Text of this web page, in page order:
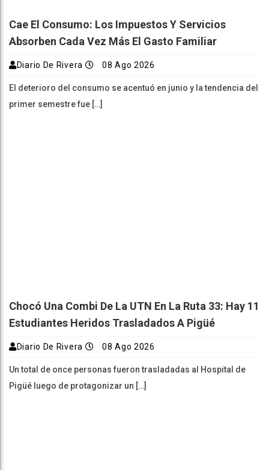
Cae El Consumo: Los Impuestos Y Servicios
Absorben Cada Vez Más El Gasto Familiar
Diario De Rivera 08 Ago 2026
El deterioro del consumo se acentuó en junio y la tendencia del
primer semestre fue […]
Chocó Una Combi De La UTN En La Ruta 33: Hay 11
Estudiantes Heridos Trasladados A Pigüé
Diario De Rivera 08 Ago 2026
Un total de once personas fueron trasladadas al Hospital de
Pigüé luego de protagonizar un […]